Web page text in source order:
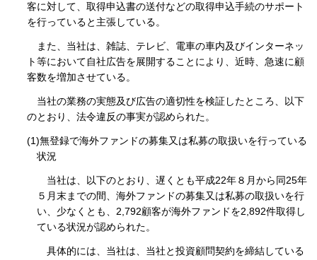
客に対して、取得申込書の送付などの取得申込手続のサポート
を行っていると主張している。
また、当社は、雑誌、テレビ、電車の車内及びインターネッ
ト等において自社広告を展開することにより、近時、急速に顧
客数を増加させている。
当社の業務の実態及び広告の適切性を検証したところ、以下
のとおり、法令違反の事実が認められた。
(1)無登録で海外ファンドの募集又は私募の取扱いを行っている
状況
当社は、以下のとおり、遅くとも平成22年８月から同25年
５月末までの間、海外ファンドの募集又は私募の取扱いを行
い、少なくとも、2,792顧客が海外ファンドを2,892件取得し
ている状況が認められた。
具体的には、当社は、当社と投資顧問契約を締結している